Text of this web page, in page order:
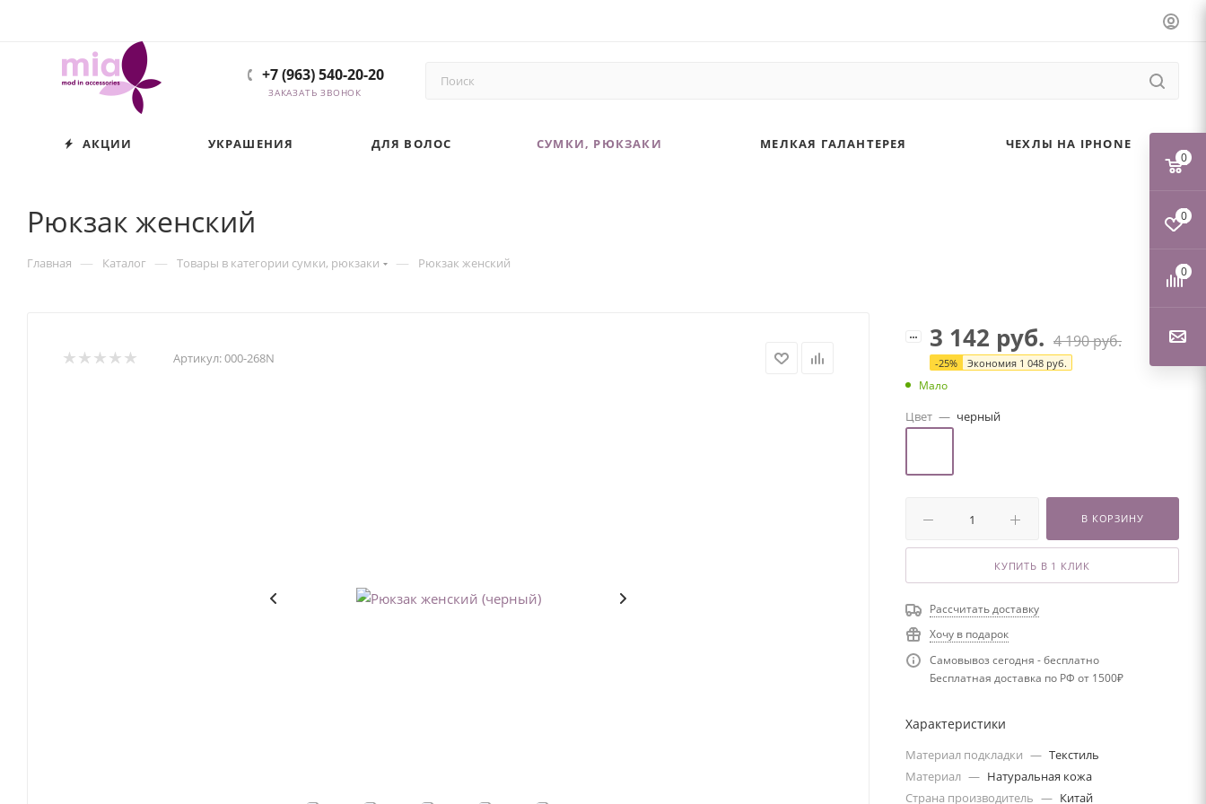
+7 (963) 540-20-20
ЗАКАЗАТЬ ЗВОНОК
АКЦИИ УКРАШЕНИЯ ДЛЯ ВОЛОС СУМКИ, РЮКЗАКИ МЕЛКАЯ ГАЛАНТЕРЕЯ ЧЕХЛЫ НА IPHONE
Рюкзак женский
Главная — Каталог — Товары в категории сумки, рюкзаки — Рюкзак женский
Артикул:000-268N
3 142 руб. 4 190руб.
-25% Экономия 1 048 руб.
Мало
Цвет — черный
В КОРЗИНУ
КУПИТЬ В 1 КЛИК
Рассчитать доставку
Хочу в подарок
Самовывоз сегодня - бесплатно
Бесплатная доставка по РФ от 1500₽
Характеристики
Материал подкладки — Текстиль
Материал — Натуральная кожа
Страна производитель — Китай
0
0
0